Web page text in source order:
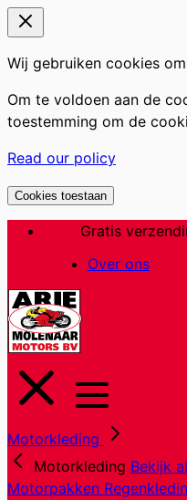
Wij gebruiken cookies
Om te voldoen aan de
toestemming om de
Read our policy
Cookies toestaan
inhoud
Gratis
Over ons
Motorkleding
Motorkleding Bekijk
Motorpakken